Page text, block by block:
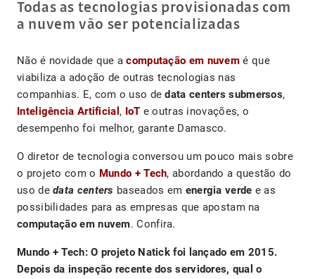
Todas as tecnologias provisionadas com
a nuvem vão ser potencializadas
Não é novidade que acomputação em nuvem é que
viabiliza a adoção de outras tecnologias nas
companhias. E, com o uso dedata centers submersos,
Inteligência Artificial , IoT e outras inovações, o
desempenho foi melhor, garante Damasco.
O diretor de tecnologia conversou um pouco mais sobre
o projeto com o Mundo + Tech, abordando a questão do
uso dedata centers baseados em energia verde e as
possibilidades para as empresas que apostam na
computação em nuvem. Confira.
Mundo + Tech: O projeto Natick foi lançado em 2015.
Depois da inspeção recente dos servidores, qual o